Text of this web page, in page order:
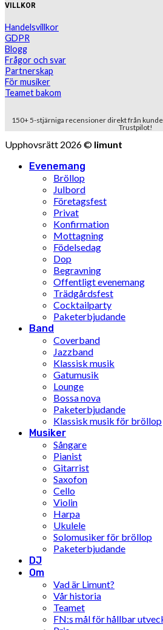
VILLKOR
Handelsvillkor
GDPR
Blogg
Frågor och svar
Partnerskap
För musiker
Teamet bakom
150+ 5-stjärniga recensioner direkt från
Trustpilot!
Upphovsrätt 2026 © limunt
Evenemang
Bröllop
Julbord
Företagsfest
Privat
Konfirmation
Mottagning
Födelsedag
Dop
Begravning
Offentligt evenemang
Trädgårdsfest
Cocktailparty
Paketerbjudande
Band
Coverband
Jazzband
Klassisk musik
Gatumusik
Lounge
Bossa nova
Paketerbjudande
Klassisk musik för bröllop
Musiker
Sångare
Pianist
Gitarrist
Saxofon
Cello
Violin
Harpa
Ukulele
Solomusiker för bröllop
Paketerbjudande
DJ
Om
Vad är Limunt?
Vår historia
Teamet
FN:s mål för hållbar